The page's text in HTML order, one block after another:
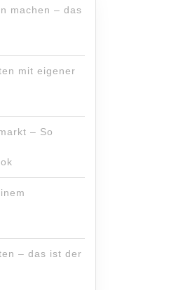
machen – das
mit eigener
– So
– das ist der